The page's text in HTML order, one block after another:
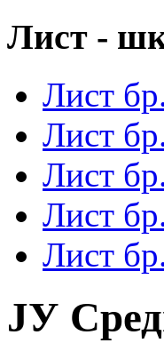
Лист -
Лист
Лист
Лист
Лист
Лист
ЈУ